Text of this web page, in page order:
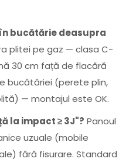
bucătărie deasupra
plitei pe gaz — clasa C-
30 cm față de flacără
bucătăriei (perete plin,
— montajul este OK.
la impact ≥ 3J"? Panoul
uzuale (mobile
fără fisurare. Standard